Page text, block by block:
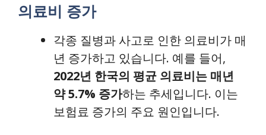
의료비 증가
각종 질병과 사고로 인한 의료비가 매
년 증가하고 있습니다. 예를 들어,
2022년 한국의 평균 의료비는 매년
약 5.7% 증가하는 추세입니다. 이는
보험료 증가의 주요 원인입니다.